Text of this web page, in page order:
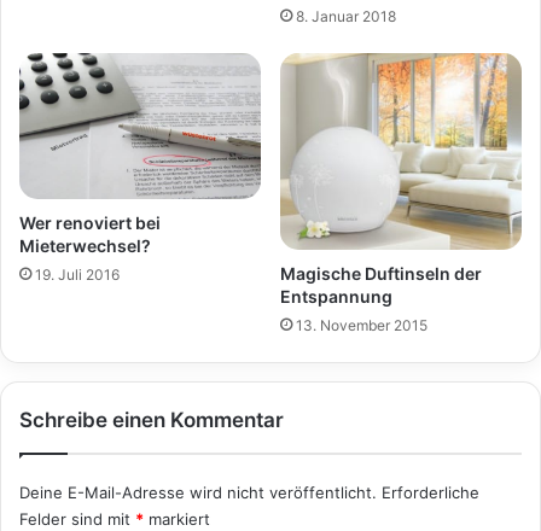
8. Januar 2018
Wer renoviert bei
Mieterwechsel?
19. Juli 2016
Magische Duftinseln der
Entspannung
13. November 2015
Schreibe einen Kommentar
Deine E-Mail-Adresse wird nicht veröffentlicht. Erforderliche
Felder sind mit * markiert